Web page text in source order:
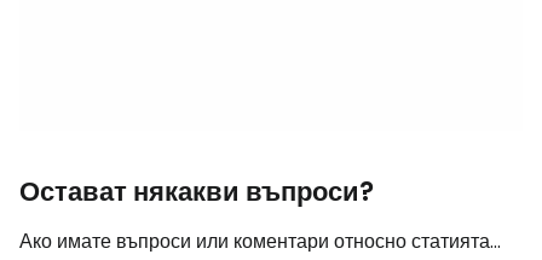
Остават някакви въпроси?
Ако имате въпроси или коментари относно статията...